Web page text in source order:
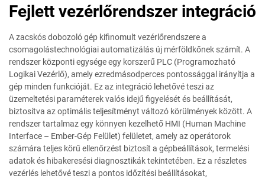
Fejlett vezérlőrendszer integráció
A zacskós dobozoló gép kifinomult vezérlőrendszere a
csomagolástechnológiai automatizálás új mérföldkőnek számít. A
rendszer központi egysége egy korszerű PLC (Programozható
Logikai Vezérlő), amely ezredmásodperces pontossággal irányítja a
gép minden funkcióját. Ez az integráció lehetővé teszi az
üzemeltetési paraméterek valós idejű figyelését és beállítását,
biztosítva az optimális teljesítményt változó körülmények között. A
rendszer tartalmaz egy könnyen kezelhető HMI (Human Machine
Interface – Ember-Gép Felület) felületet, amely az operátorok
számára teljes körű ellenőrzést biztosít a gépbeállítások, termelési
adatok és hibakeresési diagnosztikák tekintetében. Ez a részletes
vezérlés lehetővé teszi a pontos időzítési beállításokat,